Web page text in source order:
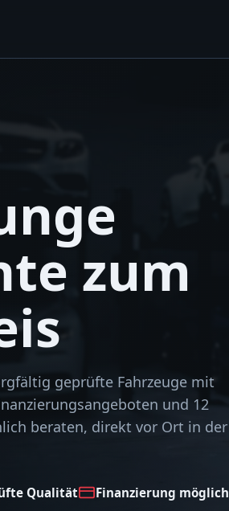
zum
geprüfte Fahrzeuge mit
und 12
beraten, direkt vor Ort in der
Qualität Finanzierung möglich